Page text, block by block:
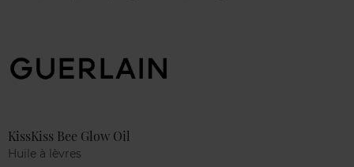
KissKiss Bee Glow Oil
Huile à lèvres